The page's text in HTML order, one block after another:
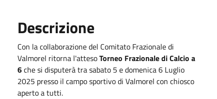
Descrizione
Con la collaborazione del Comitato Frazionale di
Valmorel ritorna l'attesoTorneo Frazionale di Calcio a
6che si disputerà tra sabato 5 e domenica 6 Luglio
2025 presso il campo sportivo di Valmorel con chiosco
aperto a tutti.